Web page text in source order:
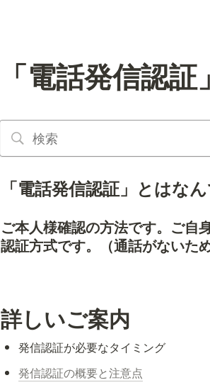
「電話発信認
「電話発信認証」とはな
ご本人様確認の方法です。ご自
認証方式です。（通話がないた
詳しいご案内
発信認証が必要なタイミング
発信認証の概要と注意点